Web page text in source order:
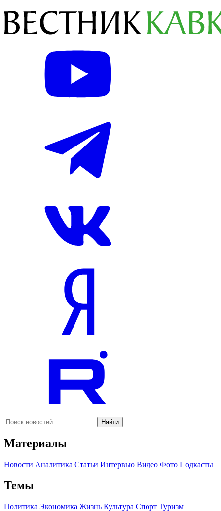
Найти
Материалы
Новости Аналитика Статьи Интервью Видео Фото Подкасты
Темы
Политика Экономика Жизнь Культура Спорт Туризм